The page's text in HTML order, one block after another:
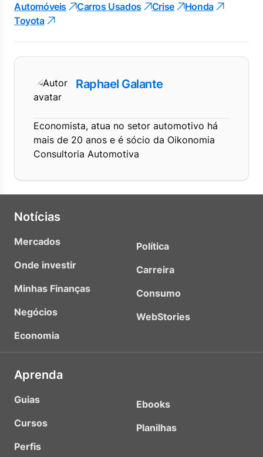
Automóveis Carros Usados Crise
Honda
Toyota
Raphael Galante
Economista, atua no setor automotivo há
mais de 20 anos e é sócio da Oikonomia
Consultoria Automotiva
Notícias
Mercados
Onde investir
Minhas Finanças
Negócios
Economia
Política
Carreira
Consumo
WebStories
Aprenda
Guias
Cursos
Perfis
Ebooks
Planilhas